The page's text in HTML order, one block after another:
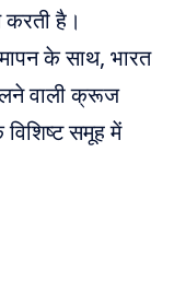
है।
के साथ, भारत
वाली क्रूज
समूह में